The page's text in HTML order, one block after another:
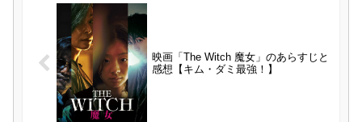
映画「The Witch 魔女」のあらすじと
感想【キム・ダミ最強！】